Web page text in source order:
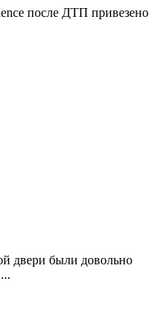
после ДТП привезено
двери были довольно